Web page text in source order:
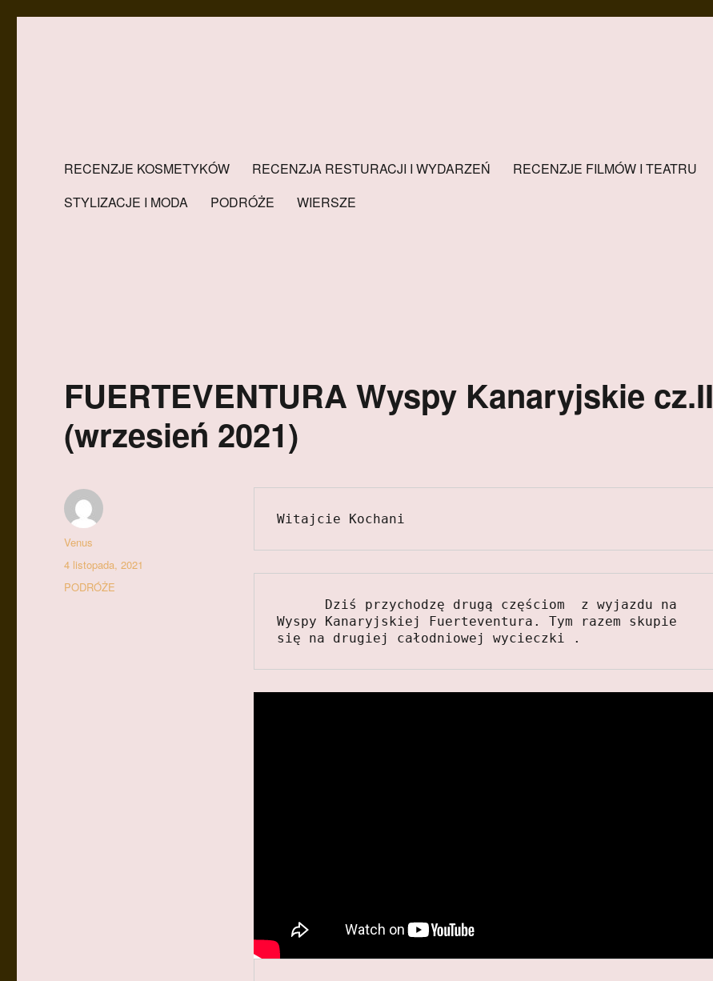
RECENZJE KOSMETYKÓW RECENZJA RESTURACJI I WYDARZEŃ RECENZJE FILMÓW I TEATRU
STYLIZACJE I MODA
PODRÓŻE WIERSZE
FUERTEVENTURA Wyspy Kanaryjskie cz.II
(wrzesień 2021)
Witajcie Kochani
Wyspy Kanaryjskiej Fuerteventura. Tym razem skupie
się na drugiej całodniowej wycieczki .
Autor
Venus
Data
publikacji
4 listopada, 2021
Kategorie
PODRÓŻE